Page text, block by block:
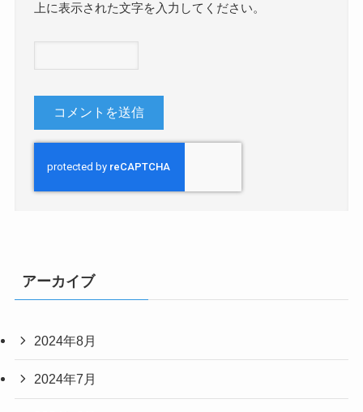
上に表示された文字を入力してください。
アーカイブ
2024年8月
2024年7月